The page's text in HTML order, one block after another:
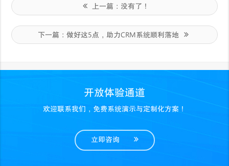
上一篇： 没有了！
下一篇： 做好这5点，助力CRM系统顺利落地
开放体验通道
欢迎联系我们，免费系统演示与定制化方案！
立即咨询